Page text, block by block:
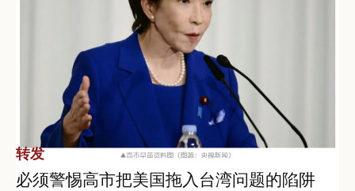
转发
必须警惕高市把美国拖入台湾问题的陷阱